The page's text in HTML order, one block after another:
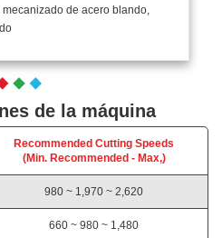
de acero blando,
de la máquina
Recommended Cutting Speeds
(Min. Recommended - Max,)
980 ~ 1,970 ~ 2,620
660 ~ 980 ~ 1,480